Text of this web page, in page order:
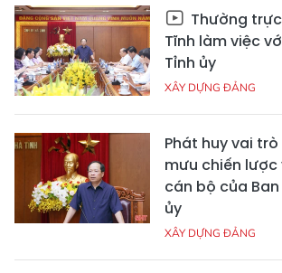
Thường
Tĩnh làm việc
Tỉnh ủy
XÂY DỰNG ĐẢNG
Phát huy vai
mưu chiến
cán bộ của
ủy
XÂY DỰNG ĐẢNG